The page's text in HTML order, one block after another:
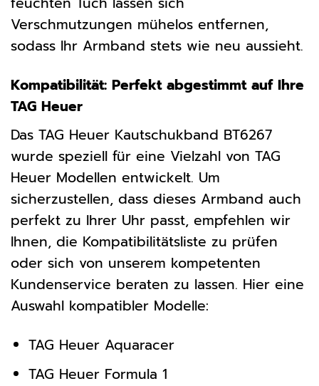
Verschmutzungen mühelos entfernen,
sodass Ihr Armband stets wie neu aussieht.
Kompatibilität: Perfekt abgestimmt auf Ihre
TAG Heuer
Das TAG Heuer Kautschukband BT6267
wurde speziell für eine Vielzahl von TAG
Heuer Modellen entwickelt. Um
sicherzustellen, dass dieses Armband auch
perfekt zu Ihrer Uhr passt, empfehlen wir
Ihnen, die Kompatibilitätsliste zu prüfen
oder sich von unserem kompetenten
Kundenservice beraten zu lassen. Hier eine
Auswahl kompatibler Modelle:
TAG Heuer Aquaracer
TAG Heuer Formula 1